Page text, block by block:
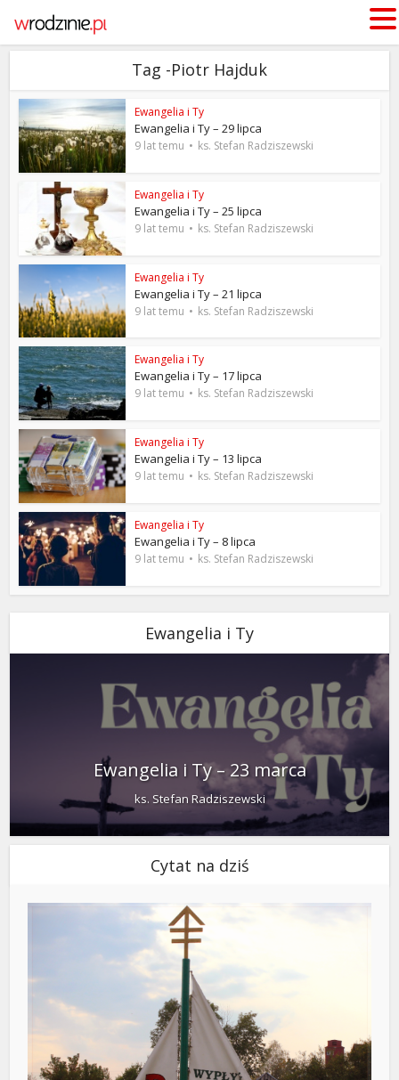
Tag -Piotr Hajduk
Ewangelia i Ty
Ewangelia i Ty – 29 lipca
9 lat temu ks. Stefan Radziszewski
Ewangelia i Ty
Ewangelia i Ty – 25 lipca
9 lat temu ks. Stefan Radziszewski
Ewangelia i Ty
Ewangelia i Ty – 21 lipca
9 lat temu ks. Stefan Radziszewski
Ewangelia i Ty
Ewangelia i Ty – 17 lipca
9 lat temu ks. Stefan Radziszewski
Ewangelia i Ty
Ewangelia i Ty – 13 lipca
9 lat temu ks. Stefan Radziszewski
Ewangelia i Ty
Ewangelia i Ty – 8 lipca
9 lat temu ks. Stefan Radziszewski
Ewangelia i Ty
Ewangelia i Ty – 23 marca
ks. Stefan Radziszewski
Cytat na dziś